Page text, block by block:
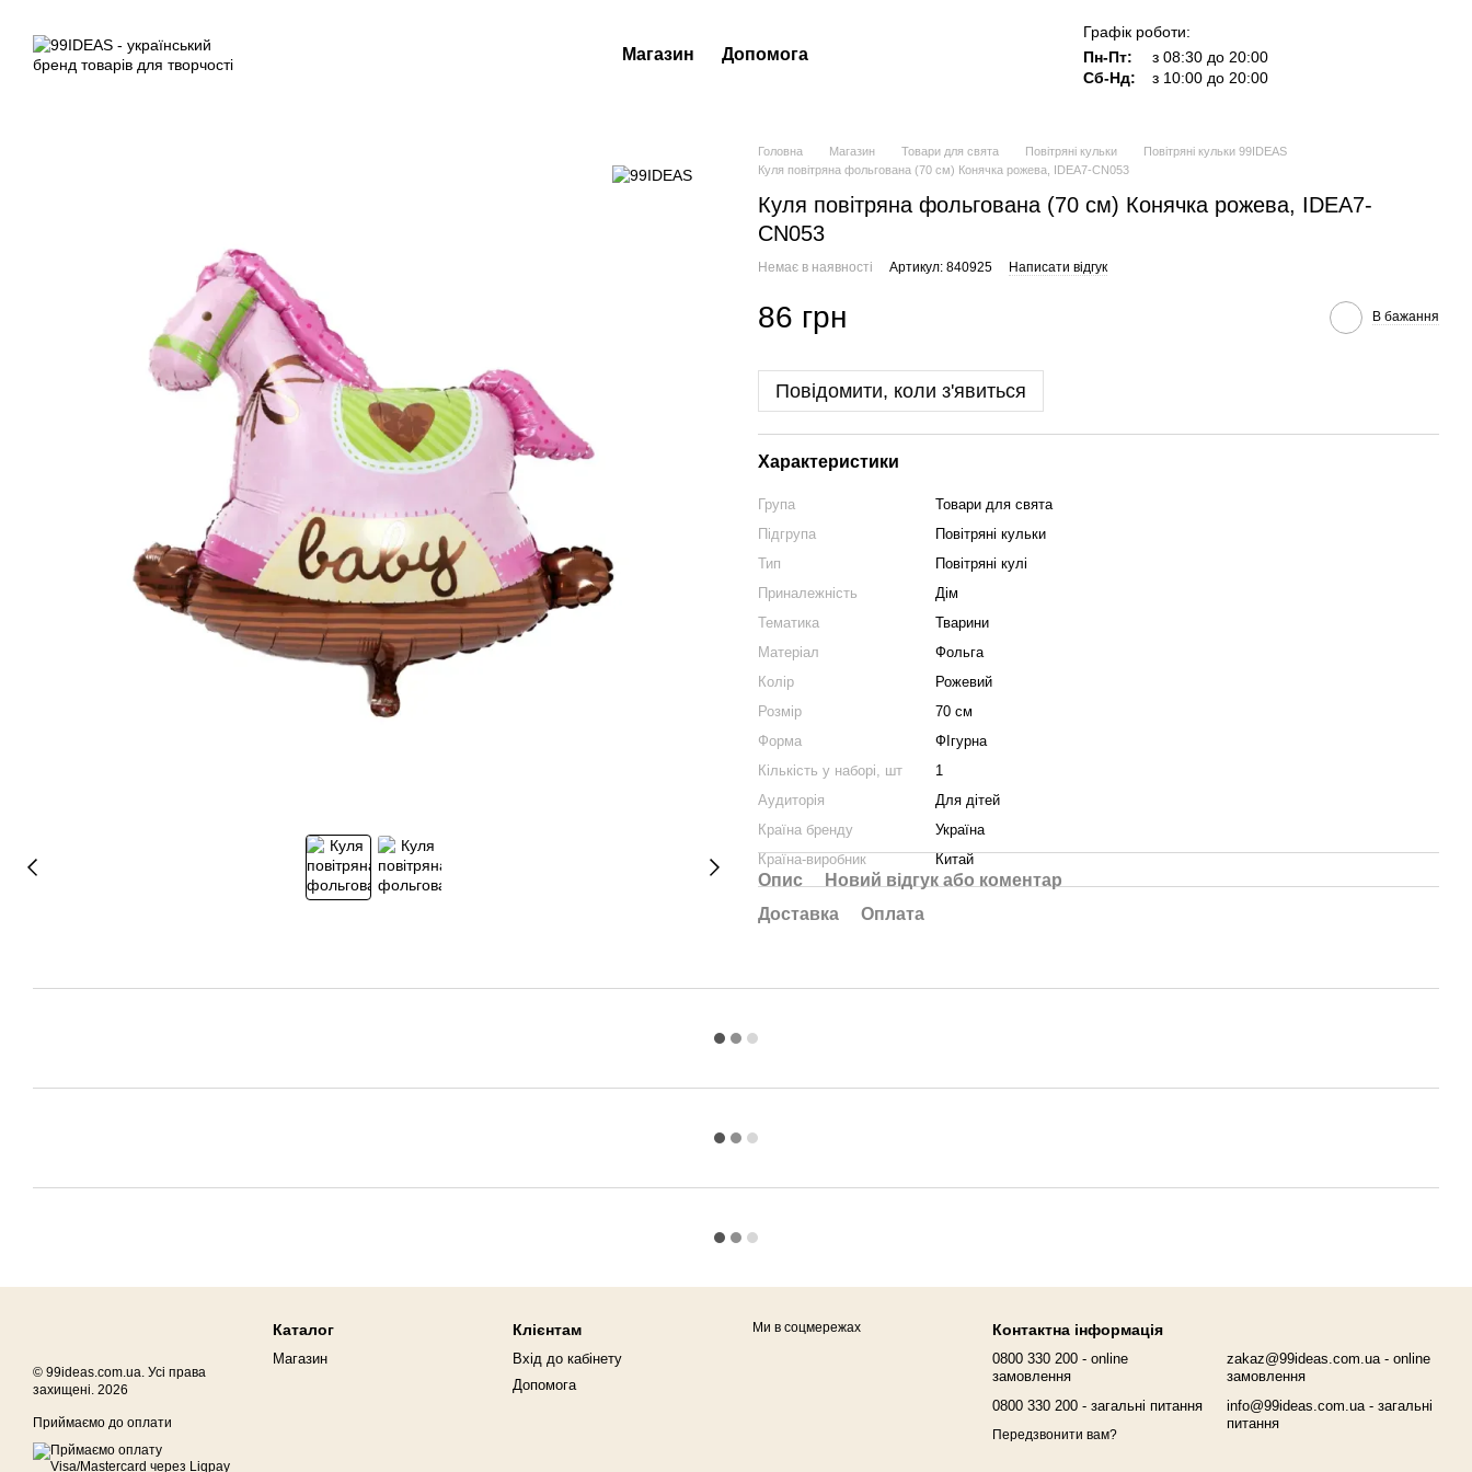
Магазин Допомога
Графік роботи:
Пн-Пт:
з 08:30 до 20:00
Сб-Нд:
з 10:00 до 20:00
Головна Магазин Товари для свята Повітряні кульки
Повітряні кульки 99IDEAS
Куля повітряна фольгована (70 см) Конячка рожева, IDEA7-CN053
Куля повітряна фольгована (70 см) Конячка рожева, IDEA7-
CN053
Немає в наявності Артикул: 840925 Написати відгук
86 грн В бажання
Повідомити, коли з'явиться
Характеристики
Група
Товари для свята
Підгрупа
Повітряні кульки
Тип
Повітряні кулі
Приналежність
Дім
Тематика
Тварини
Матеріал
Фольга
Колір
Рожевий
Розмір
70 см
Форма
ФІгурна
Кількість у наборі, шт
1
Аудиторія
Для дітей
Країна бренду
Україна
Країна-виробник
Китай
Опис
Новий відгук або коментар
Доставка
Оплата
© 99ideas.com.ua. Усі права
захищені. 2026
Приймаємо до оплати
Каталог
Магазин
Клієнтам
Вхід до кабінету
Допомога
Ми в соцмережах Контактна інформація
0800 330 200 - online
замовлення
0800 330 200 - загальні питання
Передзвонити вам?
zakaz@99ideas.com.ua - online
замовлення
info@99ideas.com.ua - загальні
питання